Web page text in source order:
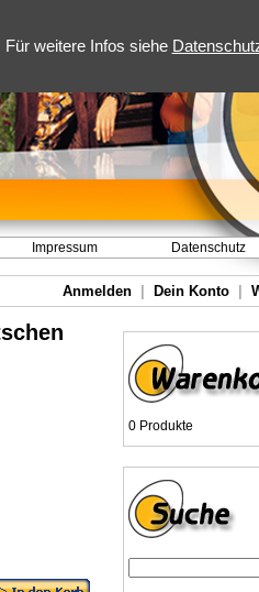
weitere Infos siehe
Impressum Datenschutz
Anmelden Dein Konto
0 Produkte